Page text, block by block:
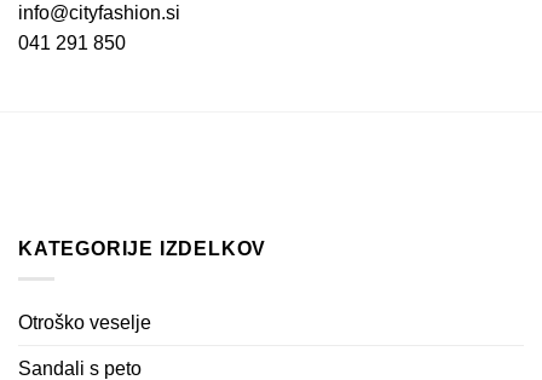
info@cityfashion.si
041 291 850
KATEGORIJE IZDELKOV
Otroško veselje
Sandali s peto